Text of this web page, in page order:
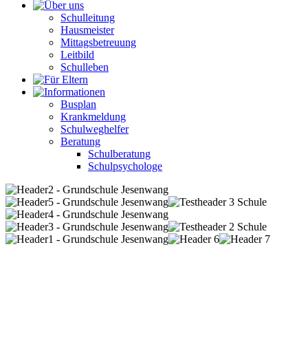
Schulleitung
Hausmeister
Mittagsbetreuung
Leitbild
Schulleben
Busplan
Krankmeldung
Schulweghelfer
Beratung
Schulberatung
Schulpsychologe